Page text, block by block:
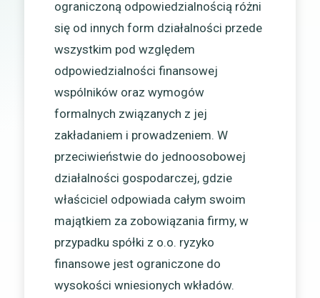
ograniczoną odpowiedzialnością różni
się od innych form działalności przede
wszystkim pod względem
odpowiedzialności finansowej
wspólników oraz wymogów
formalnych związanych z jej
zakładaniem i prowadzeniem. W
przeciwieństwie do jednoosobowej
działalności gospodarczej, gdzie
właściciel odpowiada całym swoim
majątkiem za zobowiązania firmy, w
przypadku spółki z o.o. ryzyko
finansowe jest ograniczone do
wysokości wniesionych wkładów.